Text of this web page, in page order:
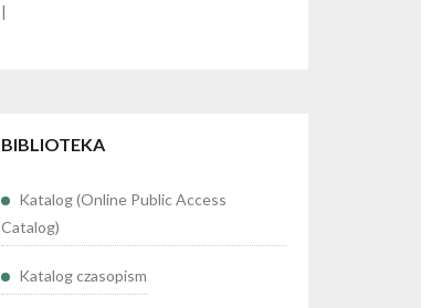
|
BIBLIOTEKA
Katalog (Online Public Access
Catalog)
Katalog czasopism